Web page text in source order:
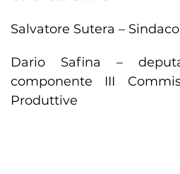
Salvatore Sutera –
Dario Safina –
componente III
Produttive